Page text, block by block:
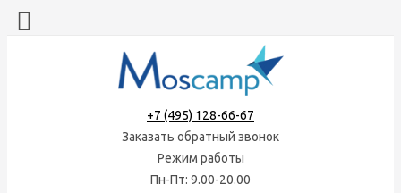
+7 (495) 128-66-67
Заказать обратный звонок
Режим работы
Пн-Пт: 9.00-20.00